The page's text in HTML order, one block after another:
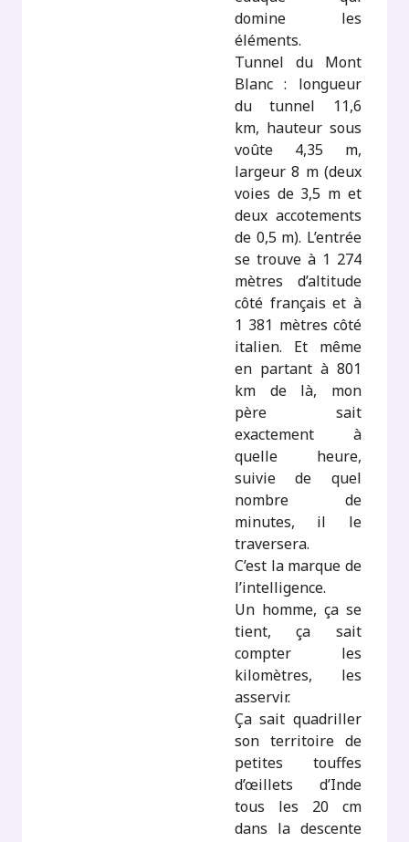
domine les
éléments.
Tunnel du Mont
Blanc : longueur
du tunnel 11,6
km, hauteur sous
voûte 4,35 m,
largeur 8 m (deux
voies de 3,5 m et
deux accotements
de 0,5 m). L’entrée
se trouve à 1 274
mètres d’altitude
côté français et à
1 381 mètres côté
italien. Et même
en partant à 801
km de là, mon
père sait
exactement à
quelle heure,
suivie de quel
nombre de
minutes, il le
traversera.
C’est la marque de
l’intelligence.
Un homme, ça se
tient, ça sait
compter les
kilomètres, les
asservir.
Ça sait quadriller
son territoire de
petites touffes
d’œillets d’Inde
tous les 20 cm
dans la descente